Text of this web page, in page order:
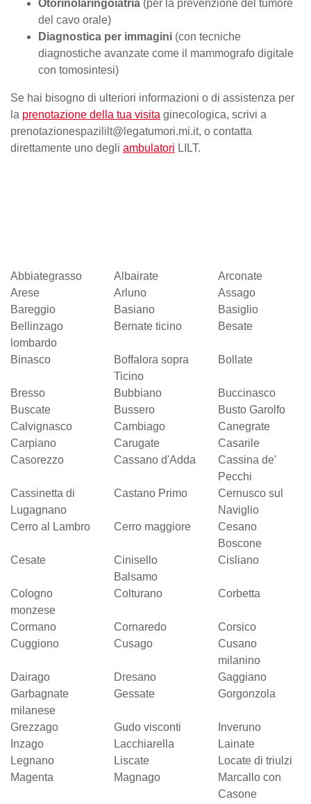
Otorinolaringoiatria (per la prevenzione del tumore
del cavo orale)
Diagnostica per immagini (con tecniche
diagnostiche avanzate come il mammografo digitale
con tomosintesi)
Se hai bisogno di ulteriori informazioni o di assistenza per
la prenotazione della tua visita ginecologica, scrivi a
prenotazionespazililt@legatumori.mi.it, o contatta
direttamente uno degli ambulatori LILT.
Abbiategrasso Albairate
Arconate
Arese
Arluno
Assago
Bareggio
Basiano
Basiglio
Bellinzago
lombardo
Bernate ticino Besate
Binasco
Boffalora sopra
Ticino
Bollate
Bresso Bubbiano
Buccinasco
Buscate
Bussero
Busto Garolfo
Calvignasco
Cambiago
Canegrate
Carpiano
Carugate
Casarile
Casorezzo
Cassano d'Adda
Cassina de'
Pecchi
Cassinetta di
Lugagnano
Castano Primo
Cernusco sul
Naviglio
Cerro al Lambro
Cerro maggiore
Cesano
Boscone
Cesate
Cinisello
Balsamo
Cisliano
Cologno
monzese
Colturano Corbetta
Cormano Cornaredo
Corsico
Cuggiono
Cusago
Cusano
milanino
Dairago
Dresano
Gaggiano
Garbagnate
milanese
Gessate Gorgonzola
Grezzago Gudo visconti
Inveruno
Inzago
Lacchiarella
Lainate
Legnano
Liscate
Locate di triulzi
Magenta
Magnago
Marcallo con
Casone